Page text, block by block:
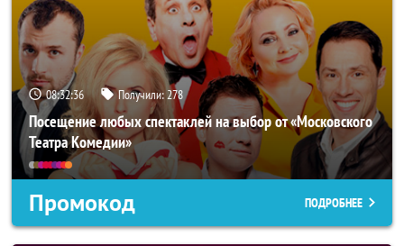
08:32:35 Получили:278
Посещение любых спектаклей на выбор от «Московского
Театра Комедии»
Промокод ПОДРОБНЕЕ